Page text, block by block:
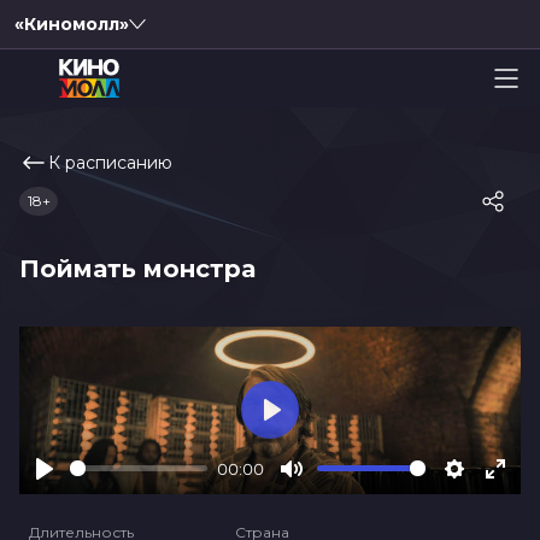
«Киномолл»
К расписанию
Поймать монстра
18+
Play
00:00
Mute Settings
Play
Длительность
Страна